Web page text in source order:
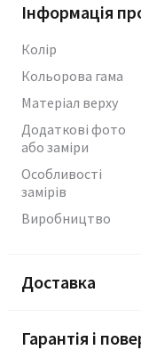
Інформація
Колір
Кольорова гама
Матеріал верху
Додаткові фото
або заміри
Особливості
замірів
Виробництво
Доставка
Гарантія і